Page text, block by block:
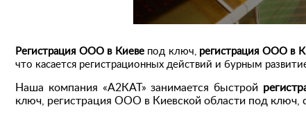
Регистрация ООО в Киевепод ключ, регистрация ООО в
что касается регистрационных действий и бурным
Наша компания «А2КАТ» занимается быстрой
ключ, регистрация ООО в Киевской области под